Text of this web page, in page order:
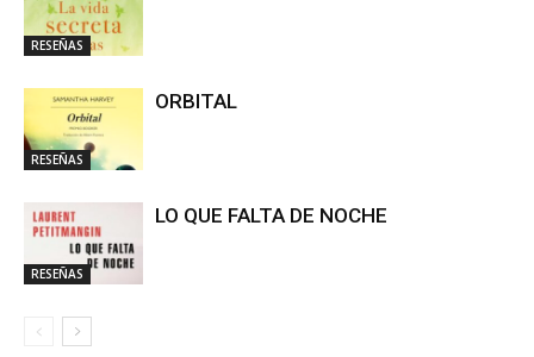
RESEÑAS
RESEÑAS
ORBITAL
RESEÑAS
LO QUE FALTA DE NOCHE